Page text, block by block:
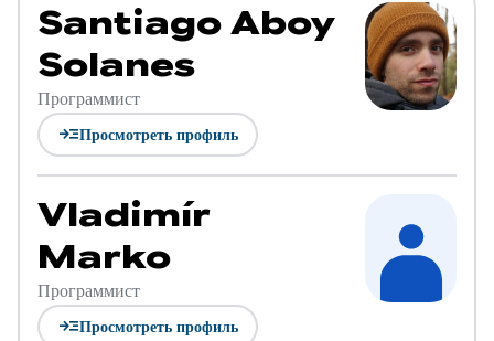
Santiago Aboy
Solanes
Программист
read_moreПросмотреть профиль
Vladimír
Marko
Программист
read_moreПросмотреть профиль